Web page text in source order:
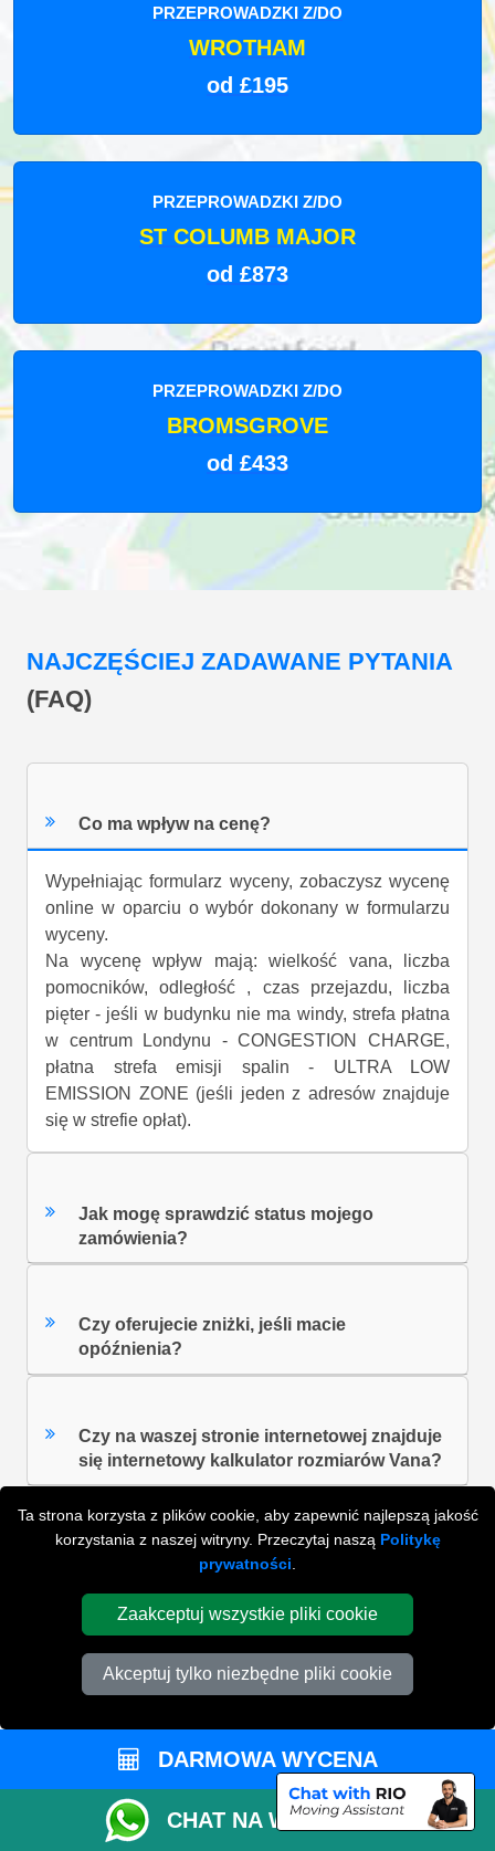
Ta strona korzysta z plików cookie, aby zapewnić najlepszą jakość
korzystania z naszej witryny. Przeczytaj naszą Politykę
prywatności
Zaakceptuj wszystkie pliki cookie
Akceptuj tylko niezbędne pliki cookie
PRZEPROWADZKI Z/DO
WROTHAM
od £195
PRZEPROWADZKI Z/DO
ST COLUMB MAJOR
od £873
PRZEPROWADZKI Z/DO
BROMSGROVE
od £433
NAJCZĘŚCIEJ ZADAWANE PYTANIA
(FAQ)
Co ma wpływ na cenę?
Wypełniając formularz wyceny, zobaczysz wycenę
online w oparciu o wybór dokonany w formularzu
wyceny.
Na wycenę wpływ mają: wielkość vana, liczba
pomocników, odległość , czas przejazdu, liczba
pięter - jeśli w budynku nie ma windy, strefa płatna
w centrum Londynu - CONGESTION CHARGE,
płatna strefa emisji spalin - ULTRA LOW
EMISSION ZONE (jeśli jeden z adresów znajduje
się w strefie opłat).
Jak mogę sprawdzić status mojego
zamówienia?
Czy oferujecie zniżki, jeśli macie
opóźnienia?
Czy na waszej stronie internetowej znajduje
się internetowy kalkulator rozmiarów Vana?
Jak dokładny jest kalkulator do
szacowannia rozmiaru vana?
ZOBACZ WSZYSTKIE FAQ'S
WYSZUKAJ W NAJCZĘŚCIEJ ZADAWANYCH
PYTANIACH
DARMOWA WYCENA
CHAT NA WHATSAPP